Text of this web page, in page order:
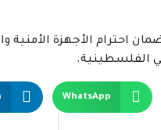
احترام الأجهزة الأمنية
الفلسطينية.
WhatsApp